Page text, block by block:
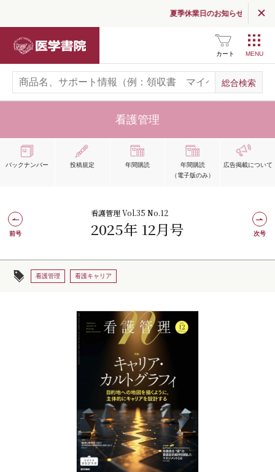
夏季休業日のお知らせ
カート
看護管理
バックナンバー 投稿規定 年間購読
年間購読
（電子版のみ）
広告掲載について
看護管理 Vol.35 No.12
2025年 12月号
前号 次号
看護管理 看護キャリア